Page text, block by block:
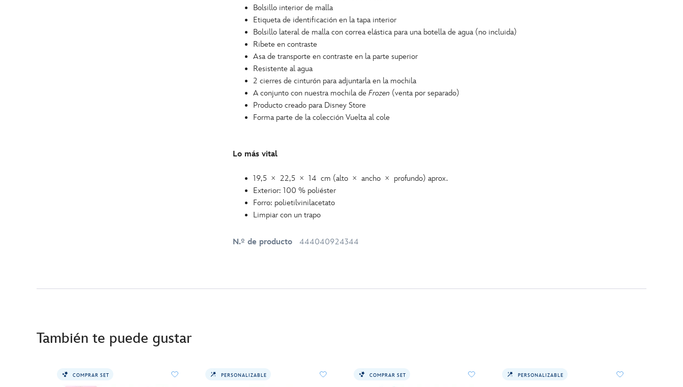
Bolsillo interior de malla
Etiqueta de identificación en la tapa interior
Bolsillo lateral de malla con correa elástica para una botella de agua (no incluida)
Ribete en contraste
Asa de transporte en contraste en la parte superior
Resistente al agua
2 cierres de cinturón para adjuntarla en la mochila
A conjunto con nuestra mochila de Frozen (venta por separado)
Producto creado para Disney Store
Forma parte de la colección Vuelta al cole
Lo más vital
19,5 × 22,5 × 14 cm (alto × ancho × profundo) aprox.
Exterior: 100 % poliéster
Forro: polietilvinilacetato
Limpiar con un trapo
N.º de producto 444040924344
También te puede gustar
COMPRAR SET PERSONALIZABLE COMPRAR SET PERSONALIZABLE